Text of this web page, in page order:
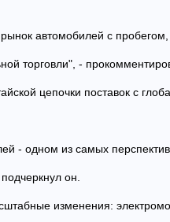
автомобилей с
торговли", -
цепочки поставок с
- одном из самых
он.
изменения: